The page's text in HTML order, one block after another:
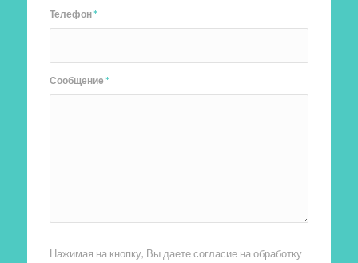
Телефон*
Сообщение*
Нажимая на кнопку, Вы даете согласие на обработку